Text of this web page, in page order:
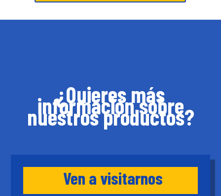
¿Quieres más
información sobre
nuestros productos?
Ven a visitarnos